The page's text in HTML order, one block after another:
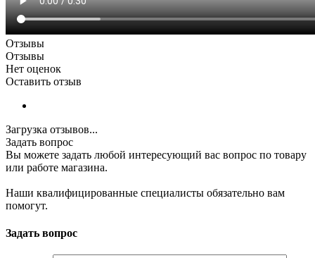
Отзывы
Отзывы
Нет оценок
Оставить отзыв
Загрузка отзывов...
Задать вопрос
Вы можете задать любой интересующий вас вопрос по товару
или работе магазина.
Наши квалифицированные специалисты обязательно вам
помогут.
Задать вопрос